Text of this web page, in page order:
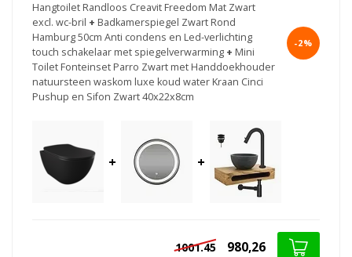
Hangtoilet Randloos Creavit Freedom Mat Zwart
excl. wc-bril + Badkamerspiegel Zwart Rond
Hamburg 50cm Anti condens en Led-verlichting
touch schakelaar met spiegelverwarming + Mini
Toilet Fonteinset Parro Zwart met Handdoekhouder
natuursteen waskom luxe koud water Kraan Cinci
Pushup en Sifon Zwart 40x22x8cm
-2%
+ +
1001.45 980,26